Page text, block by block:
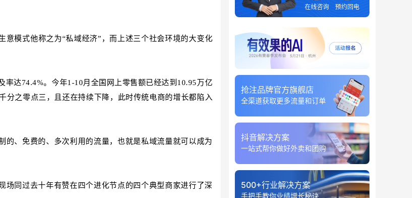
意模式他称之为“私域经济”，而上述三个社会环境的大变化
达74.4%。今年1-10月全国网上零售额已经达到10.95万亿
分之零点三，且还在持续下降，此时传统电商的增长都陷入
、免费的、多次利用的流量，也就是私域流量就可以成为
同过去十年有赞在四个进化节点的四个典型商家进行了深
在线咨询 预约回电
抢注品牌官方旗舰店
全渠道获取更多流量和订单
抖音解决方案
一站式帮你做好外卖和团购
500+行业解决方案
手把手教你业绩增长秘诀